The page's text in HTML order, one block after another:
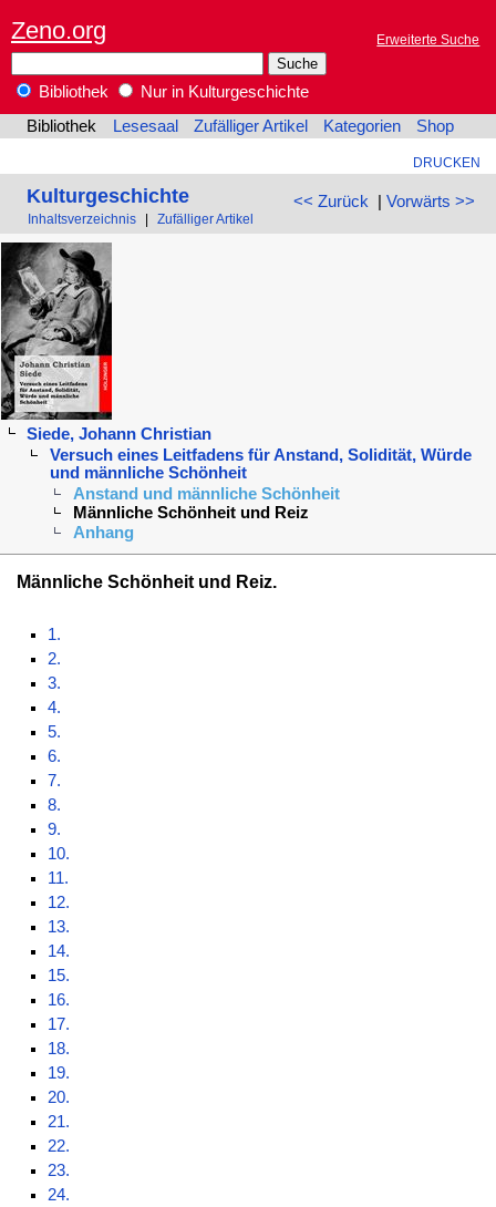
Zeno.org Erweiterte Suche
Bibliothek
Nur in Kulturgeschichte
Bibliothek
Lesesaal Zufälliger Artikel Kategorien Shop
DRUCKEN
<< Zurück | Vorwärts >>
Kulturgeschichte
Inhaltsverzeichnis Zufälliger Artikel
Siede, Johann Christian
Versuch eines Leitfadens für Anstand, Solidität, Würde
und männliche Schönheit
Anstand und männliche Schönheit
Männliche Schönheit und Reiz
Anhang
Männliche Schönheit und Reiz.
1.
2.
3.
4.
5.
6.
7.
8.
9.
10.
11.
12.
13.
14.
15.
16.
17.
18.
19.
20.
21.
22.
23.
24.